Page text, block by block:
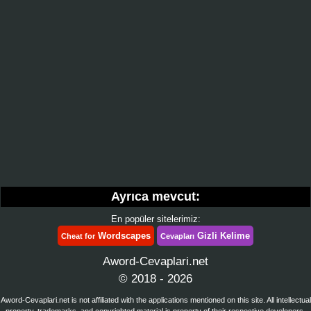
Ayrıca mevcut:
En popüler sitelerimiz:
Cheat forWordscapes Cevapları Gizli Kelime
Aword-Cevaplari.net
© 2018 - 2026
Aword-Cevaplari.net is not affiliated with the applications mentioned on this site. All intellectual